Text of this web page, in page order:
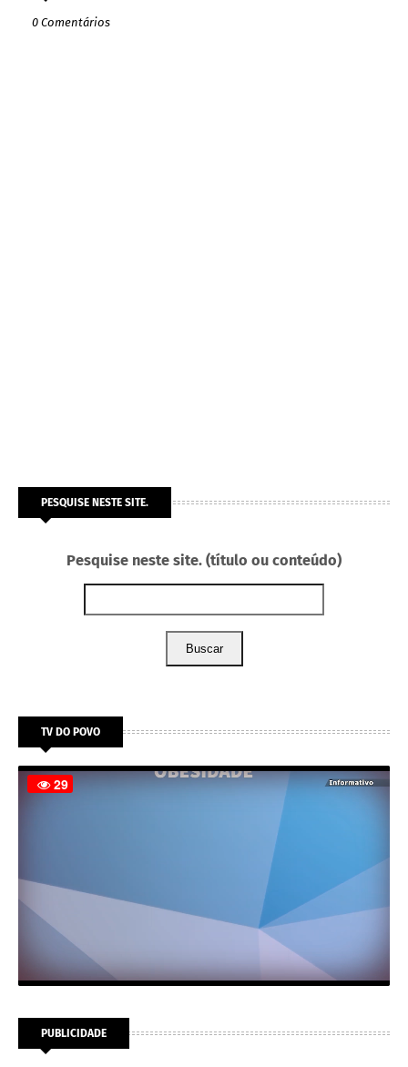
0 Comentários
PESQUISE NESTE SITE.
Pesquise neste site. (título ou conteúdo)
Buscar
TV DO POVO
PUBLICIDADE